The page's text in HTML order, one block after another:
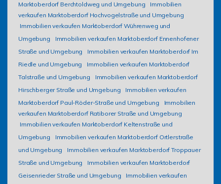
Marktoberdorf Berchtoldweg und Umgebung
Immobilien
verkaufen Marktoberdorf Hochvogelstraße und Umgebung
Immobilien verkaufen Marktoberdorf Wührenweg und
Umgebung
Immobilien verkaufen Marktoberdorf Ennenhofener
Straße und Umgebung
Immobilien verkaufen Marktoberdorf Im
Riedle und Umgebung
Immobilien verkaufen Marktoberdorf
Talstraße und Umgebung
Immobilien verkaufen Marktoberdorf
Hirschberger Straße und Umgebung
Immobilien verkaufen
Marktoberdorf Paul-Röder-Straße und Umgebung
Immobilien
verkaufen Marktoberdorf Ratiborer Straße und Umgebung
Immobilien verkaufen Marktoberdorf Keltenstraße und
Umgebung
Immobilien verkaufen Marktoberdorf Ortlerstraße
und Umgebung
Immobilien verkaufen Marktoberdorf Troppauer
Straße und Umgebung
Immobilien verkaufen Marktoberdorf
Geisenrieder Straße und Umgebung
Immobilien verkaufen